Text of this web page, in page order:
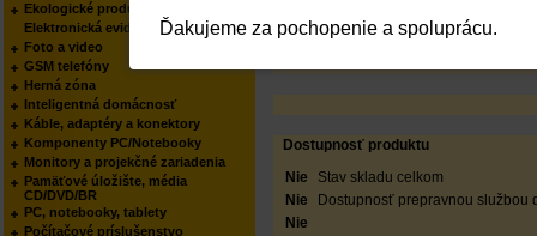
Produkt manager:
Dostupnosť produktu
Nie
Nie
Nie
Stav skladu celkom
Dostupnosť prepravnou službou
Ekologické produkty
Elektronická evidencia tržieb
Foto a video
GSM telefóny
Herná zóna
Inteligentná domácnosť
Káble, adaptéry a konektory
Komponenty PC/Notebooky
Monitory a projekčné zariadenia
Pamäťové úložište, média
CD/DVD/BR
PC, notebooky, tablety
Počítačové príslušenstvo
Ďakujeme za pochopenie a spoluprácu.